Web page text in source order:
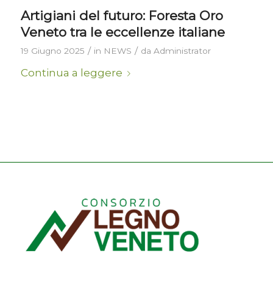
Artigiani del futuro: Foresta Oro
Veneto tra le eccellenze italiane
19 Giugno 2025 / in NEWS / da Administrator
Continua a leggere